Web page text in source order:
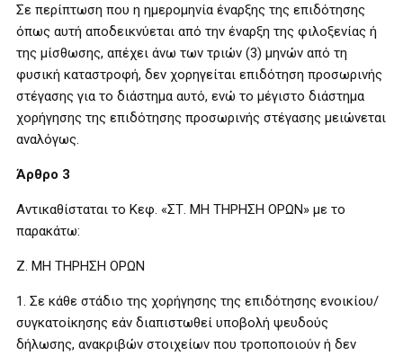
Σε περίπτωση που η ημερομηνία έναρξης της επιδότησης
όπως αυτή αποδεικνύεται από την έναρξη της φιλοξενίας ή
της μίσθωσης, απέχει άνω των τριών (3) μηνών από τη
φυσική καταστροφή, δεν χορηγείται επιδότηση προσωρινής
στέγασης για το διάστημα αυτό, ενώ το μέγιστο διάστημα
χορήγησης της επιδότησης προσωρινής στέγασης μειώνεται
αναλόγως.
Άρθρο 3
Αντικαθίσταται το Κεφ. «ΣΤ. ΜΗ ΤΗΡΗΣΗ ΟΡΩΝ» με το
παρακάτω:
Ζ. ΜΗ ΤΗΡΗΣΗ ΟΡΩΝ
1. Σε κάθε στάδιο της χορήγησης της επιδότησης ενοικίου/
συγκατοίκησης εάν διαπιστωθεί υποβολή ψευδούς
δήλωσης, ανακριβών στοιχείων που τροποποιούν ή δεν